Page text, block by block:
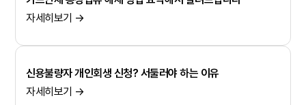
자세히보기 →
신용불량자 개인회생 신청? 서둘러야 하는 이유
자세히보기 →